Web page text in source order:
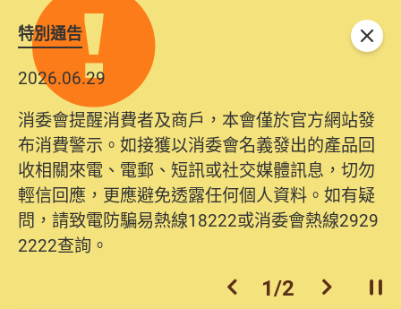
特別通告
2026.06.29
消委會提醒消費者及商戶，本會僅於官方網站發
布消費警示。如接獲以消委會名義發出的產品回
收相關來電、電郵、短訊或社交媒體訊息，切勿
輕信回應，更應避免透露任何個人資料。如有疑
問，請致電防騙易熱線18222或消委會熱線2929
2222查詢。
上一個
1/2 下一個開
關閉